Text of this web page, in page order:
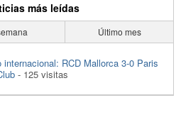
más leídas
Último mes
RCD Mallorca 3-0 Paris
- 125 visitas